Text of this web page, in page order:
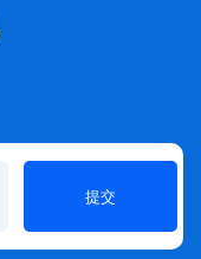
提交